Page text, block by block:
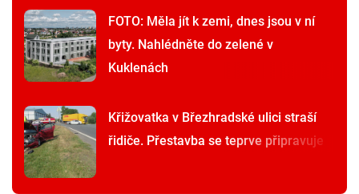
FOTO: Měla jít k zemi, dnes jsou v ní
byty. Nahlédněte do zelené v
Kuklenách
Křižovatka v Březhradské ulici straší
řidiče. Přestavba se teprve připravuje